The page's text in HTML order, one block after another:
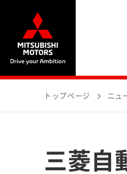
トップページ ニュ
三菱自